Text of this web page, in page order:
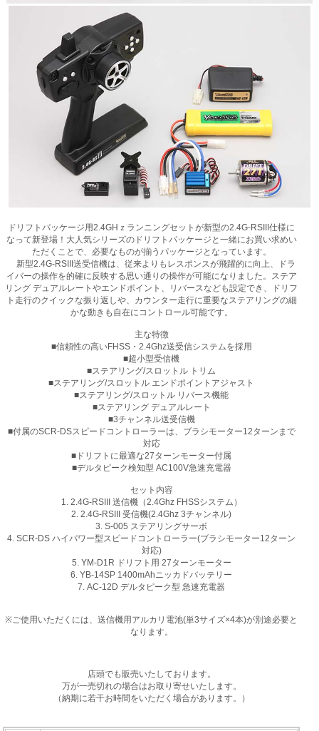
ドリフトパッケージ用2.4GHｚランニングセットが新型の2.4G-RSIII仕様に
なって新登場！大人気シリーズのドリフトパッケージと一緒にお買い求めい
ただくことで、必要なものが揃うパッケージとなっています。
新型2.4G-RSIII送受信機は、従来よりもレスポンスが飛躍的に向上、ドラ
イバーの操作を的確に反映する思い通りの操作が可能になりました。ステア
リング デュアルレートやエンドポイント、リバースなども設定でき、ドリフ
ト走行のクイックな振り返しや、カウンター走行に重要なステアリングの細
かな動きも自在にコントロール可能です。
主な特徴
■信頼性の高いFHSS・2.4Ghz送受信システムを採用
■超小型受信機
■ステアリング/スロットル トリム
■ステアリング/スロットル エンドポイントアジャスト
■ステアリング/スロットル リバース機能
■ステアリング デュアルレート
■3チャンネル送受信機
■付属のSCR-DSスピードコントローラーは、ブラシモーター12ターンまで
対応
■ドリフトに最適な27ターンモーター付属
■デルタピーク検知型 AC100V急速充電器
セット内容
1. 2.4G-RSIII 送信機（2.4Ghz FHSSシステム）
2. 2.4G-RSIII 受信機(2.4Ghz 3チャンネル)
3. S-005 ステアリングサーボ
4. SCR-DS ハイパワー型スピードコントローラー(ブラシモーター12ターン
対応)
5. YM-D1R ドリフト用 27ターンモーター
6. YB-14SP 1400mAhニッカドバッテリー
7. AC-12D デルタピーク型 急速充電器
※ご使用いただくには、送信機用アルカリ電池(単3サイズ×4本)が別途必要と
なります。
店頭でも販売いたしております。
万が一売切れの場合はお取り寄せいたします。
（納期に若干お時間をいただく場合があります。）